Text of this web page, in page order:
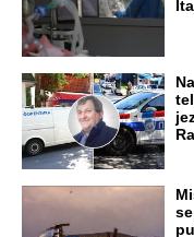
NA VREME SVE
Ovo su neradni
godine:
čak četiri